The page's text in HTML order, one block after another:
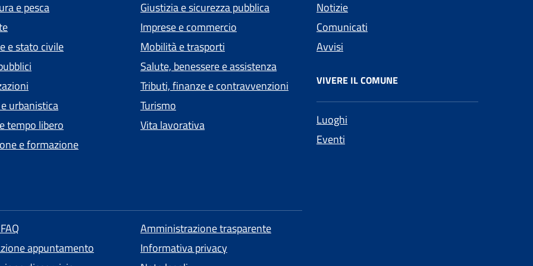
e pesca
e stato civile
urbanistica
tempo libero
e formazione
Giustizia e sicurezza pubblica
Imprese e commercio
Mobilità e trasporti
Salute, benessere e assistenza
Tributi, finanze e contravvenzioni
Turismo
Vita lavorativa
Notizie
Comunicati
Avvisi
VIVERE IL COMUNE
Luoghi
Eventi
appuntamento
Amministrazione trasparente
Informativa privacy